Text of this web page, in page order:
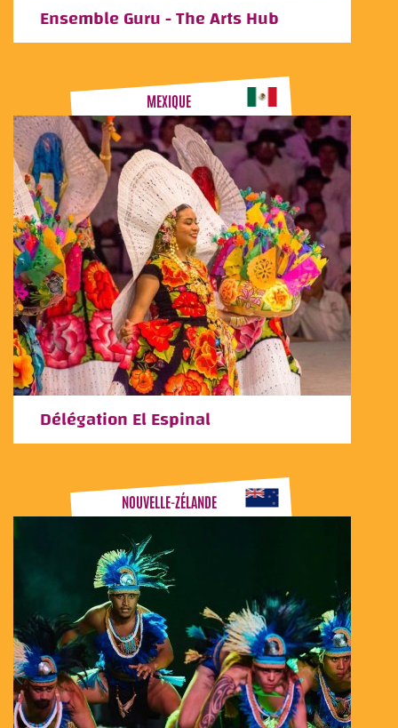
Ensemble Guru - The Arts Hub
Délégation El Espinal
MEXIQUE
NOUVELLE-ZÉLANDE